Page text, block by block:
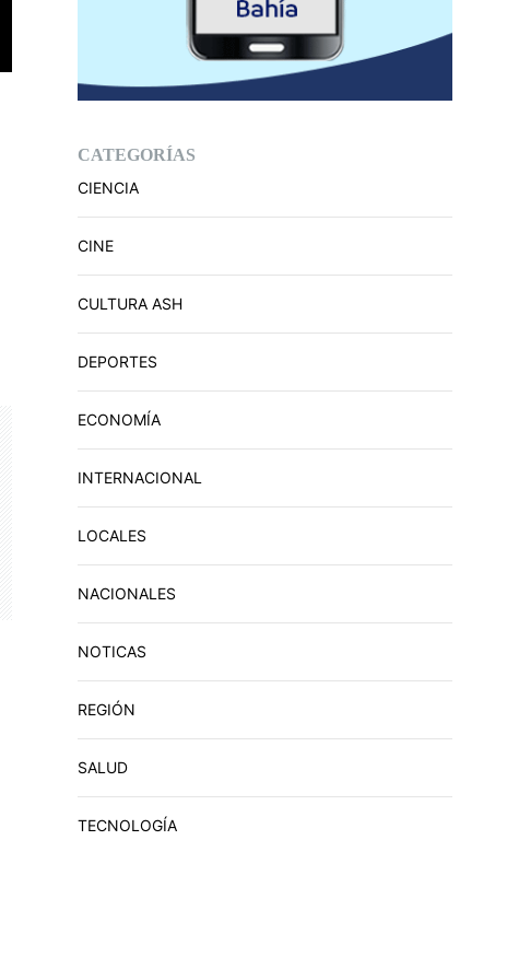
CATEGORÍAS
CIENCIA
CINE
CULTURA ASH
DEPORTES
ECONOMÍA
INTERNACIONAL
LOCALES
NACIONALES
NOTICAS
REGIÓN
SALUD
TECNOLOGÍA